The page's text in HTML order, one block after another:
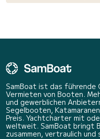
SamBoat ist das führende
Vermieten von Booten.
und gewerblichen
Segelbooten,
Preis. Yachtcharter mit
weltweit. SamBoat bringt
zusammen, vertraulich und